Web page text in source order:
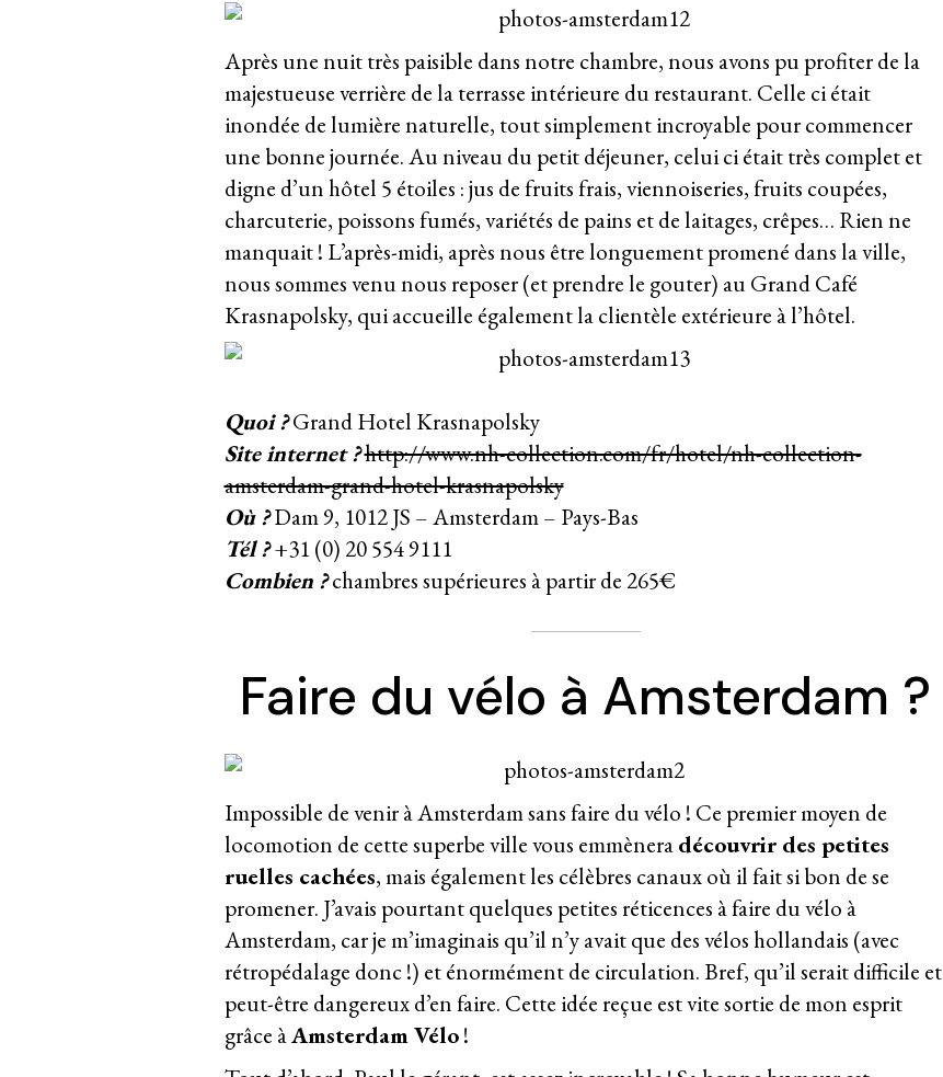
Après une nuit très paisible dans notre chambre, nous avons pu profiter de la
majestueuse verrière de la terrasse intérieure du restaurant. Celle ci était
inondée de lumière naturelle, tout simplement incroyable pour commencer
une bonne journée. Au niveau du petit déjeuner, celui ci était très complet et
digne d’un hôtel 5 étoiles : jus de fruits frais, viennoiseries, fruits coupées,
charcuterie, poissons fumés, variétés de pains et de laitages, crêpes… Rien ne
manquait ! L’après-midi, après nous être longuement promené dans la ville,
nous sommes venu nous reposer (et prendre le gouter) auGrand Café
Krasnapolsky, qui accueille également la clientèle extérieure à l’hôtel.
Quoi ?Grand Hotel Krasnapolsky
Site internet ?http://www.nh-collection.com/fr/hotel/nh-collection-
amsterdam-grand-hotel-krasnapolsky
Où ?Dam 9, 1012 JS – Amsterdam – Pays-Bas
Tél ?+31 (0) 20 554 9111
Combien ?chambres supérieures à partir de 265€
Faire du vélo à Amsterdam ?
Impossible de venir à Amsterdam sans faire du vélo ! Ce premier moyen de
locomotion de cette superbe ville vous emmèneradécouvrir des petites
ruelles cachées, mais également les célèbres canaux où il fait si bon de se
promener. J’avais pourtant quelques petites réticences à faire du vélo à
Amsterdam, car je m’imaginais qu’il n’y avait que des vélos hollandais (avec
rétropédalage donc !) et énormément de circulation. Bref, qu’il serait difficile et
peut-être dangereux d’en faire. Cette idée reçue est vite sortie de mon esprit
grâce àAmsterdam Vélo!